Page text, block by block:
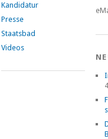
Kandidatur
Presse
Staatsbad
Videos